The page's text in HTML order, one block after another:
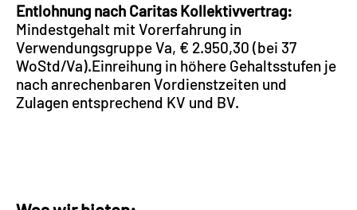
Entlohnung nach Caritas Kollektivvertrag:
Mindestgehalt mit Vorerfahrung in
Verwendungsgruppe Va, € 2.950,30 (bei 37
WoStd/Va).Einreihung in höhere Gehaltsstufen je
nach anrechenbaren Vordienstzeiten und
Zulagen entsprechend KV und BV.